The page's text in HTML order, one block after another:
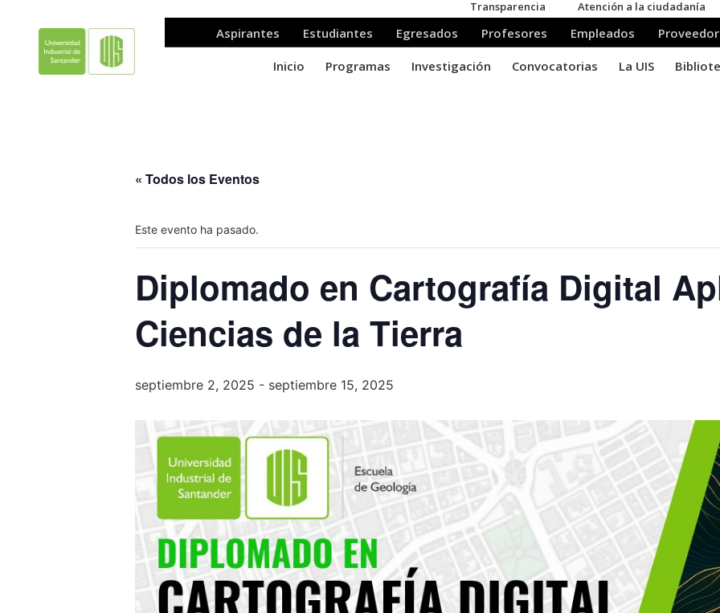
« Todos los Eventos
Este evento ha pasado.
Diplomado en Cartografía Digital
Ciencias de la Tierra
septiembre 2, 2025 - septiembre 15, 2025